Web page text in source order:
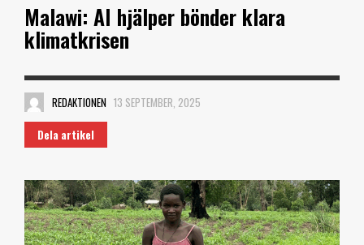
Malawi: AI hjälper bönder klara
klimatkrisen
REDAKTIONEN 13 SEPTEMBER, 2025
Dela artikel